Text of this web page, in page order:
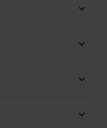
NCORE® Classe D 2 x
standby a basso
compatti